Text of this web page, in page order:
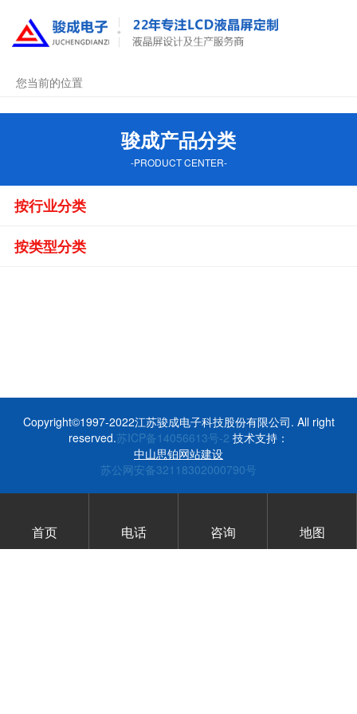
您当前的位置
骏成产品分类
-PRODUCT CENTER-
按行业分类
按类型分类
Copyright©1997-2022江苏骏成电子科技股份有限公司. All right
reserved.苏ICP备14056613号-2 技术支持：
中山思铂网站建设
苏公网安备32118302000790号
首页 电话 咨询 地图